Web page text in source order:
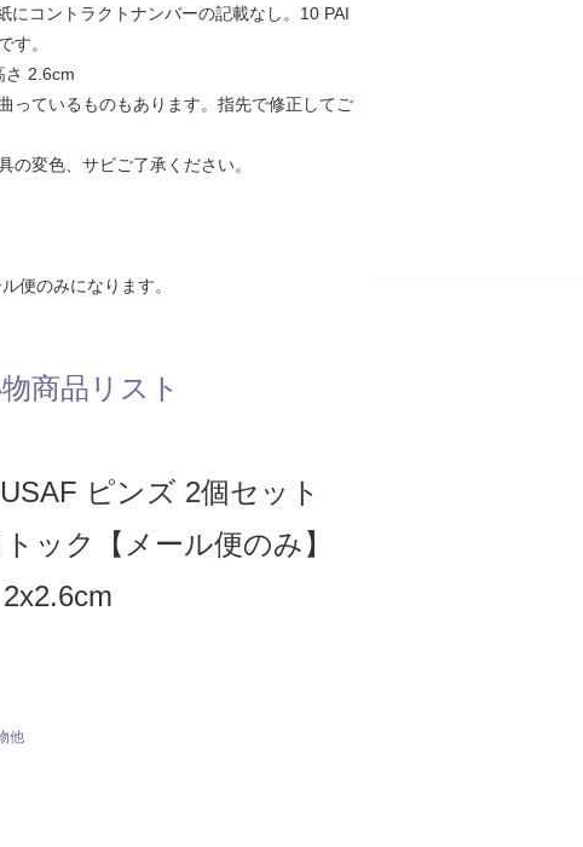
にコントラクトナンバーの記載なし。10 PAI
す。
2.6cm
っているものもあります。指先で修正してご
の変色、サビご了承ください。
便のみになります。
商品リスト
ピンズ 2個セット
ック【メール便のみ】
他